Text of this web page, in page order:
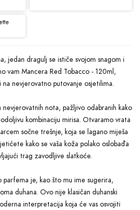
jedan dragulj se ističe svojom snagom i
vam Mancera Red Tobacco - 120ml,
nevjerovatno putovanje osjetilima.
nevjerovatnih nota, pažljivo odabranih kako
kombinaciju mirisa. Otvaramo vrata
sočne trešnje, koja se lagano miješa
kako se vaša koža polako oslobađa
trag zavodljive slatkoće.
parfema je, kao što mu ime sugerira,
duhana. Ovo nije klasičan duhanski
interpretacija koja će vas osvojiti